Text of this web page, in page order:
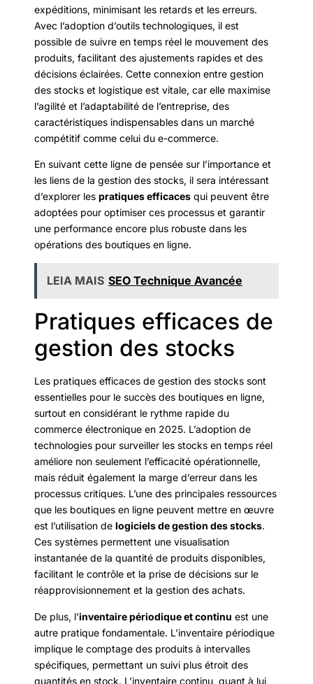
expéditions, minimisant les retards et les erreurs.
Avec l’adoption d’outils technologiques, il est
possible de suivre en temps réel le mouvement des
produits, facilitant des ajustements rapides et des
décisions éclairées. Cette connexion entre gestion
des stocks et logistique est vitale, car elle maximise
l’agilité et l’adaptabilité de l’entreprise, des
caractéristiques indispensables dans un marché
compétitif comme celui du e-commerce.
En suivant cette ligne de pensée sur l’importance et
les liens de la gestion des stocks, il sera intéressant
d’explorer les pratiques efficaces qui peuvent être
adoptées pour optimiser ces processus et garantir
une performance encore plus robuste dans les
opérations des boutiques en ligne.
LEIA MAIS SEO Technique Avancée
Pratiques efficaces de
gestion des stocks
Les pratiques efficaces de gestion des stocks sont
essentielles pour le succès des boutiques en ligne,
surtout en considérant le rythme rapide du
commerce électronique en 2025. L’adoption de
technologies pour surveiller les stocks en temps réel
améliore non seulement l’efficacité opérationnelle,
mais réduit également la marge d’erreur dans les
processus critiques. L’une des principales ressources
que les boutiques en ligne peuvent mettre en œuvre
est l’utilisation de logiciels de gestion des stocks.
Ces systèmes permettent une visualisation
instantanée de la quantité de produits disponibles,
facilitant le contrôle et la prise de décisions sur le
réapprovisionnement et la gestion des achats.
De plus, l’inventaire périodique et continu est une
autre pratique fondamentale. L’inventaire périodique
implique le comptage des produits à intervalles
spécifiques, permettant un suivi plus étroit des
quantités en stock. L’inventaire continu, quant à lui,